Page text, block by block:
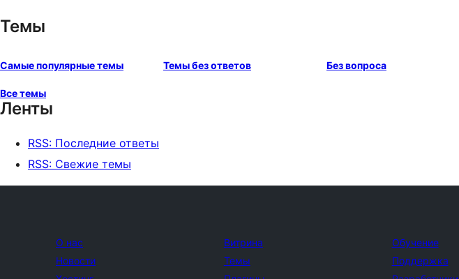
Темы
Самые популярные темы Темы без ответов Без вопроса
Все темы
Ленты
RSS: Последние ответы
RSS: Свежие темы
О нас
Новости
Витрина
Темы
Обучение
Поддержка